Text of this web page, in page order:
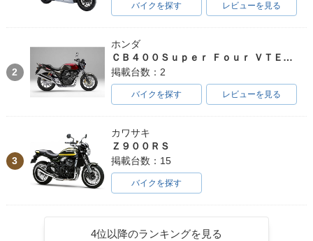
2016年 Ninja 40
0・カラーチェンジ
2015年 Ninja 400 A
BS Limited Editio
n・特別・限定仕様
2015年 Ninja 400
2015年 Ninja 400 A
2015年 Ninja 40
0・カラーチェンジ
バイクを探す レビューを見る
2
ホンダ
ＣＢ４００Ｓｕｐｅｒ Ｆｏｕｒ ＶＴＥＣ ＳＰＥＣ３
掲載台数：2
バイクを探す レビューを見る
3
カワサキ
Ｚ９００ＲＳ
掲載台数：15
バイクを探す
4位以降のランキングを見る